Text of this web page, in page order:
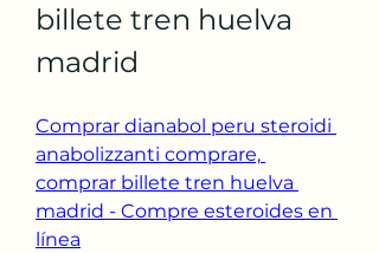
billete tren huelva
madrid
Comprar dianabol peru steroidi
anabolizzanti comprare,
comprar billete tren huelva
madrid - Compre esteroides en
línea